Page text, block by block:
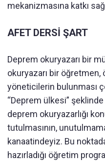
mekanizmasına katkı
AFET DERSİ ŞART
Deprem okuryazarı bir
okuryazarı bir
yöneticilerin bulunması
“Deprem ülkesi”
deprem okuryazarlığı
tutulmasının,
kanaatindeyiz. Bu
hazırladığı öğretim